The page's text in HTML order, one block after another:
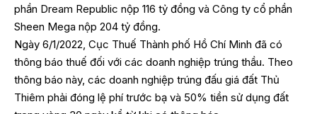
phần Dream Republic nộp 116 tỷ đồng và Công ty cổ phần
Sheen Mega nộp 204 tỷ đồng.
Ngày 6/1/2022, Cục Thuế Thành phố Hồ Chí Minh đã có
thông báo thuế đối với các doanh nghiệp trúng thầu. Theo
thông báo này, các doanh nghiệp trúng đấu giá đất Thủ
Thiêm phải đóng lệ phí trước bạ và 50% tiền sử dụng đất